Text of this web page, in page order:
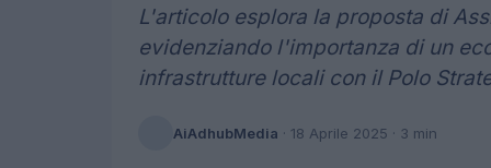
L'articolo esplora la proposta di
evidenziando l'importanza di un
infrastrutture locali con il Polo
AiAdhubMedia · 18 Aprile 2025 · 3 min